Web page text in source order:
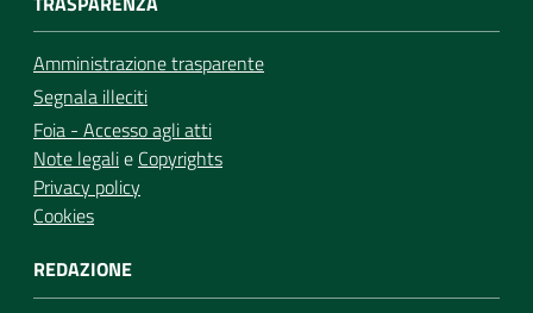
Amministrazione trasparente
Segnala illeciti
Foia - Accesso agli atti
Note legalie Copyrights
Privacy policy
Cookies
REDAZIONE